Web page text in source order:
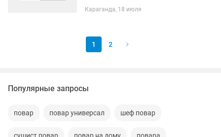
Караганда, 18 июля
1 2
Популярные запросы
повар повар универсал шеф повар